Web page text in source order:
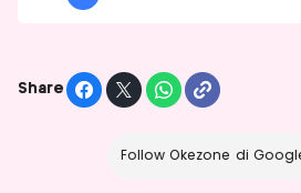
Share
Follow Okezone di